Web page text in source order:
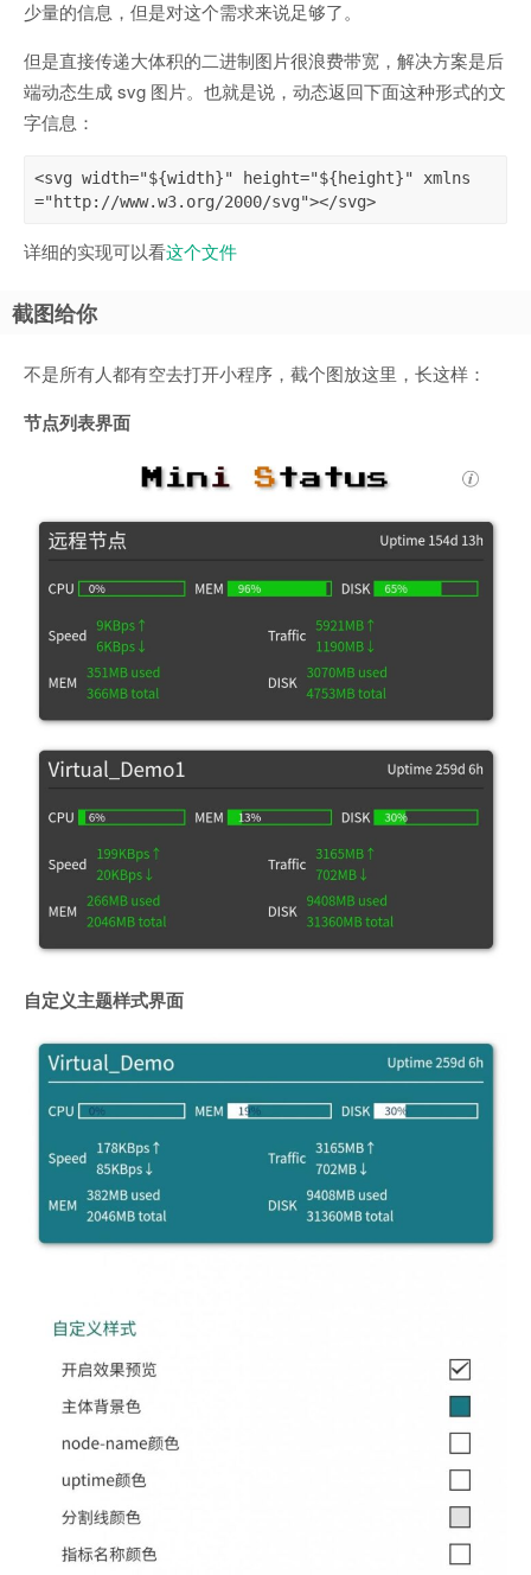
少量的信息，但是对这个需求来说足够了。
但是直接传递大体积的二进制图片很浪费带宽，解决方案是后
端动态生成 svg 图片。也就是说，动态返回下面这种形式的文
字信息：
<svg width="${width}" height="${height}" xmlns
详细的实现可以看这个文件
截图给你
不是所有人都有空去打开小程序，截个图放这里，长这样：
节点列表界面
自定义主题样式界面